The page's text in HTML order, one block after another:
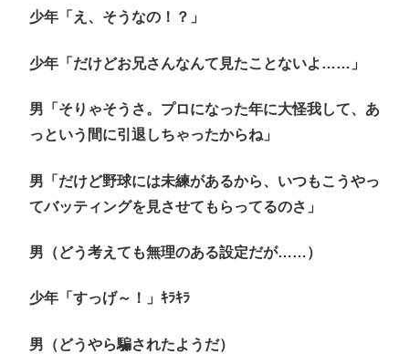
少年「え、そうなの！？」
少年「だけどお兄さんなんて見たことないよ……」
男「そりゃそうさ。プロになった年に大怪我して、あ
っという間に引退しちゃったからね」
男「だけど野球には未練があるから、いつもこうやっ
てバッティングを見させてもらってるのさ」
男（どう考えても無理のある設定だが……）
少年「すっげ～！」ｷﾗｷﾗ
男（どうやら騙されたようだ）